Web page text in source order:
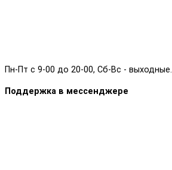
Пн-Пт с 9-00 до 20-00, Сб-Вс - выходные.
Поддержка в мессенджере